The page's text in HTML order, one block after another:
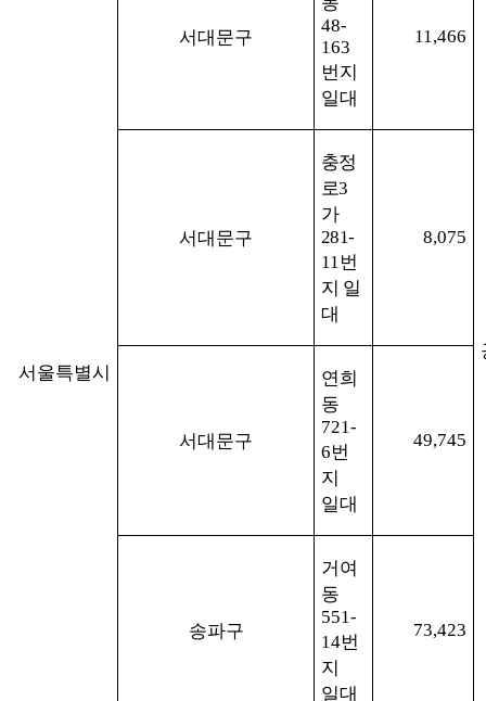
서울특별시
서대문구
48-
163
번지
일대
11,466
서대문구
충정
로3
가
281-
11 번
지 일
대
8,075
서대문구
연희
동
721-
6번
지
일대
49,745
송파구
거여
동
551-
14번
지
일대
73,423